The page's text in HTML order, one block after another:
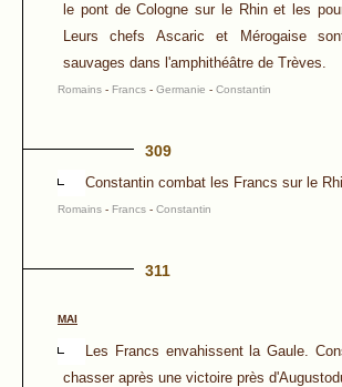
le pont de Cologne sur le Rhin et les
Leurs chefs Ascaric et Mérogaise
sauvages dans l'amphithéâtre de Trèves.
Romains - Francs - Germanie - Constantin
309
Constantin combat les Francs sur le
Romains - Francs - Constantin
311
MAI
Les Francs envahissent la Gaule.
chasser après une victoire près